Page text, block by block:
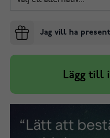
Jag vill ha
Lägg till